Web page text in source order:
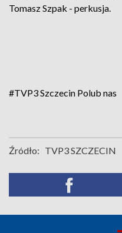
Tomasz Szpak - perkusja.
#TVP3 Szczecin Polub nas
Źródło: TVP3 SZCZECIN